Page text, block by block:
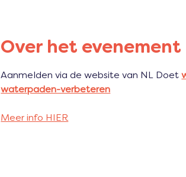
Over het evenement
Aanmelden via de website van NL Doet
waterpaden-verbeteren
Meer info HIER